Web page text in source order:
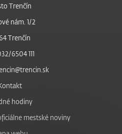
Trenčín
nám. 1/2
Trenčín
6504 111
hodiny
mestské noviny